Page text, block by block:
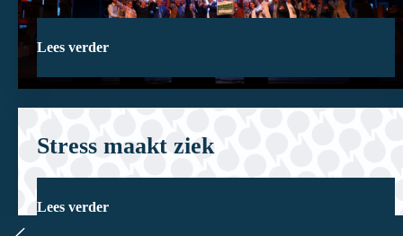
Lees verder
Stress maakt ziek
Lees verder